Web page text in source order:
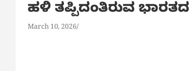
ಹಳಿ ತಪ್ಪಿದಂತಿರುವ
March 10, 2026